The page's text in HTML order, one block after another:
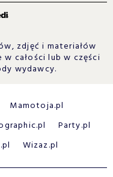
zdjęć i materiałów
całości lub w części
wydawcy.
Mamotoja.pl
Party.pl
Wizaz.pl